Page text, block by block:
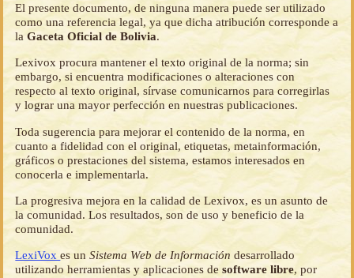
El presente documento, de ninguna manera puede ser utilizado
como una referencia legal, ya que dicha atribución corresponde a
laGaceta Oficial de Bolivia.
Lexivox procura mantener el texto original de la norma; sin
embargo, si encuentra modificaciones o alteraciones con
respecto al texto original, sírvase comunicarnos para corregirlas
y lograr una mayor perfección en nuestras publicaciones.
Toda sugerencia para mejorar el contenido de la norma, en
cuanto a fidelidad con el original, etiquetas, metainformación,
gráficos o prestaciones del sistema, estamos interesados en
conocerla e implementarla.
La progresiva mejora en la calidad de Lexivox, es un asunto de
la comunidad. Los resultados, son de uso y beneficio de la
comunidad.
LexiVoxes unSistema Web de Información desarrollado
utilizando herramientas y aplicaciones desoftware libre, por